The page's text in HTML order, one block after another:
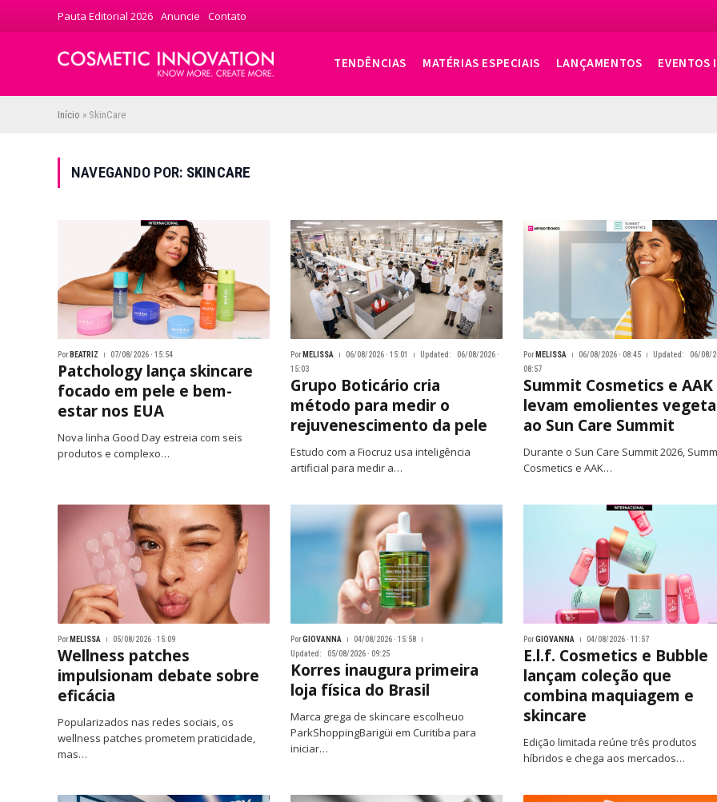
Pauta Editorial 2026 Anuncie Contato
TENDÊNCIAS MATÉRIAS ESPECIAIS LANÇAMENTOS EVENTOS
Início » SkinCare
NAVEGANDO POR: SKINCARE
Por BEATRIZ 07/08/2026 · 15:54
Patchology lança skincare
focado em pele e bem-
estar nos EUA
Nova linha Good Day estreia com seis
produtos e complexo…
Por MELISSA 06/08/2026 · 15:01 Updated:
06/08/2026 ·
15:03
Grupo Boticário cria
método para medir o
rejuvenescimento da pele
Estudo com a Fiocruz usa inteligência
artificial para medir a…
Por MELISSA 06/08/2026 · 08:45 Updated:
06/08/
08:57
Summit Cosmetics e AAK
levam emolientes
ao Sun Care Summit
Durante o Sun Care Summit 2026,
Cosmetics e AAK…
Por MELISSA 05/08/2026 · 15:09
Wellness patches
impulsionam debate sobre
eficácia
Popularizados nas redes sociais, os
wellness patches prometem praticidade,
mas…
PorGIOVANNA
04/08/2026 · 15:58
Updated:
05/08/2026 · 09:25
Korres inaugura primeira
loja física do Brasil
Marca grega de skincare escolheuo
ParkShoppingBarigüi em Curitiba para
iniciar…
PorGIOVANNA 04/08/2026 · 11:57
E.l.f. Cosmetics e Bubble
lançam coleção que
combina maquiagem e
skincare
Edição limitada reúne três produtos
híbridos e chega aos mercados…